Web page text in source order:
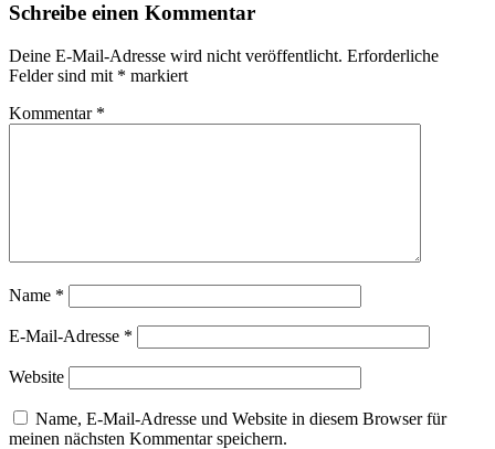
Schreibe einen Kommentar
Deine E-Mail-Adresse wird nicht veröffentlicht. Erforderliche
Felder sind mit * markiert
Kommentar *
Name *
E-Mail-Adresse *
Website
Name, E-Mail-Adresse und Website in diesem Browser für
meinen nächsten Kommentar speichern.